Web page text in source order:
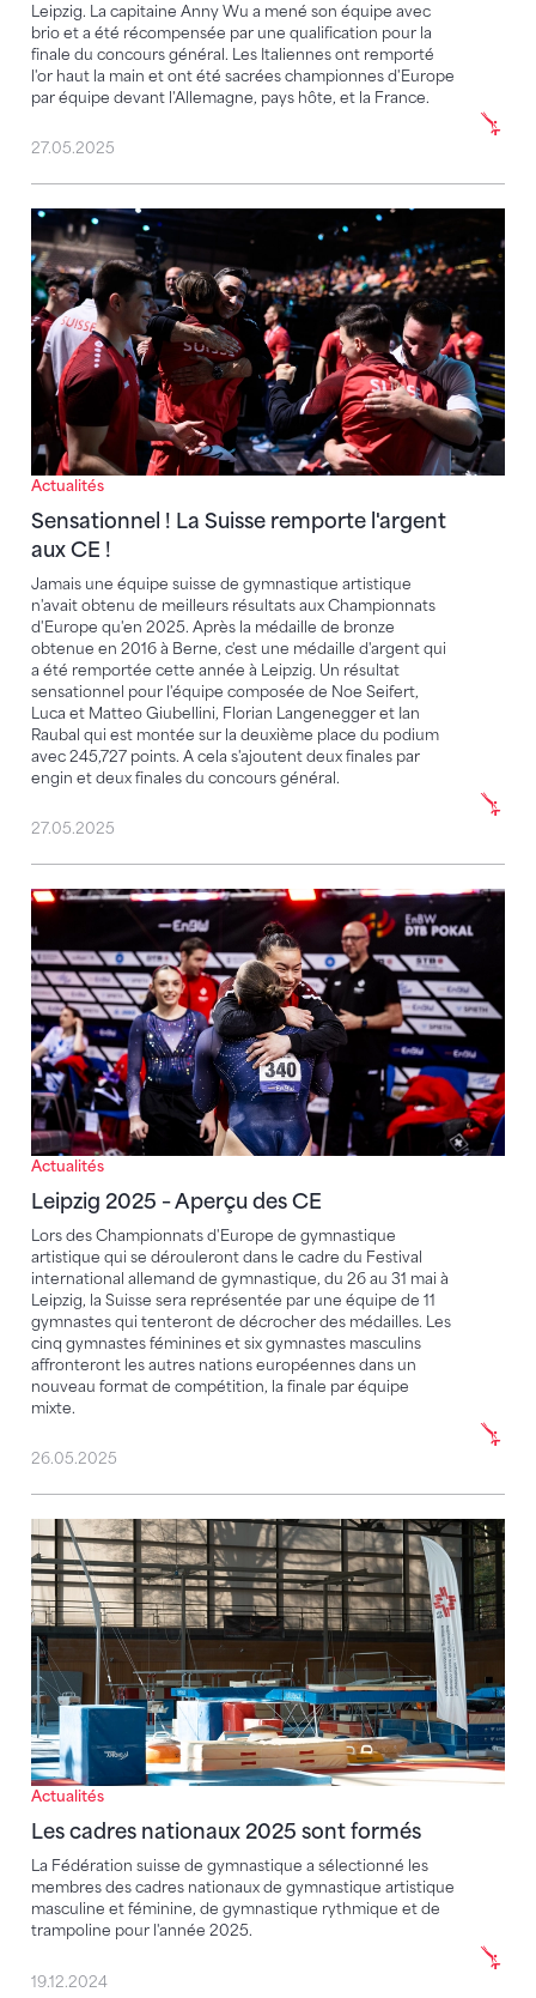
Leipzig. La capitaine Anny Wu a mené son équipe avec
brio et a été récompensée par une qualification pour la
finale du concours général. Les Italiennes ont remporté
l'or haut la main et ont été sacrées championnes d'Europe
par équipe devant l'Allemagne, pays hôte, et la France.
27.05.2025
Actualités
Sensationnel ! La Suisse remporte l'argent
aux CE !
Jamais une équipe suisse de gymnastique artistique
n'avait obtenu de meilleurs résultats aux Championnats
d'Europe qu'en 2025. Après la médaille de bronze
obtenue en 2016 à Berne, c'est une médaille d'argent qui
a été remportée cette année à Leipzig. Un résultat
sensationnel pour l'équipe composée de Noe Seifert,
Luca et Matteo Giubellini, Florian Langenegger et Ian
Raubal qui est montée sur la deuxième place du podium
avec 245,727 points. A cela s'ajoutent deux finales par
engin et deux finales du concours général.
Sensationnel ! La Suisse remporte l'argent aux CE !
27.05.2025
Actualités
Leipzig 2025 – Aperçu des CE
Lors des Championnats d'Europe de gymnastique
artistique qui se dérouleront dans le cadre du Festival
international allemand de gymnastique, du 26 au 31 mai à
Leipzig, la Suisse sera représentée par une équipe de 11
gymnastes qui tenteront de décrocher des médailles. Les
cinq gymnastes féminines et six gymnastes masculins
affronteront les autres nations européennes dans un
nouveau format de compétition, la finale par équipe
mixte.
Leipzig 2025 – Aperçu des CE
26.05.2025
Actualités
Les cadres nationaux 2025 sont formés
La Fédération suisse de gymnastique a sélectionné les
membres des cadres nationaux de gymnastique artistique
masculine et féminine, de gymnastique rythmique et de
trampoline pour l'année 2025.
Les cadres nationaux 2025 sont formés
19.12.2024